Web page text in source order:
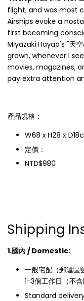
flight, and was most
Airships evoke a
first becoming
Miyazaki Hayao's "天
grown, whenever I
movies, magazines,
pay extra attention
產品規格：
W68 x H28 x
定價：
NTD$980
Shipping
1.國內 / Domestic:
一般宅配（郵遞區
1-3個工作日（不含
Standard